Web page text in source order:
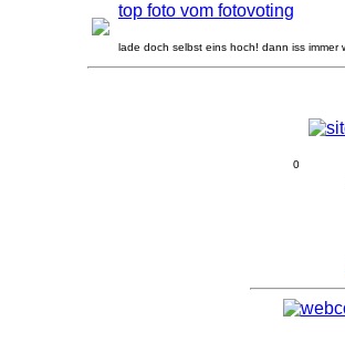
top foto vom fotovoting
lade doch selbst eins hoch! dann iss immer
0